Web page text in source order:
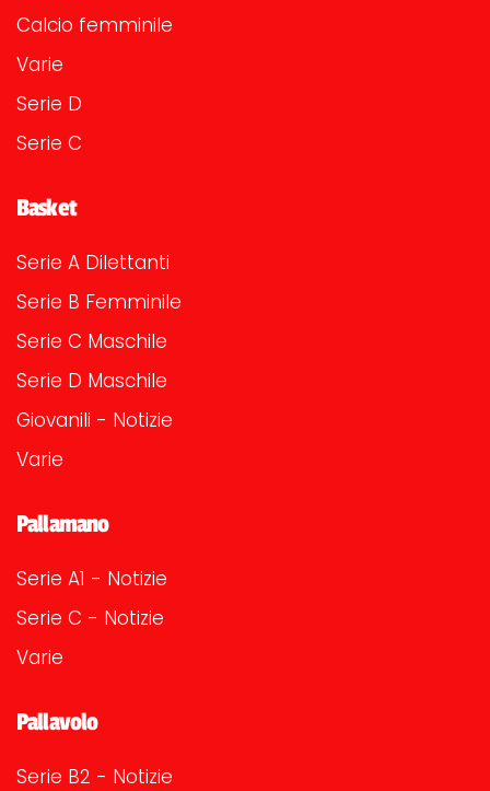
Calcio femminile
Varie
Serie D
Serie C
Basket
Serie A Dilettanti
Serie B Femminile
Serie C Maschile
Serie D Maschile
Giovanili - Notizie
Varie
Pallamano
Serie A1 - Notizie
Serie C - Notizie
Varie
Pallavolo
Serie B2 - Notizie